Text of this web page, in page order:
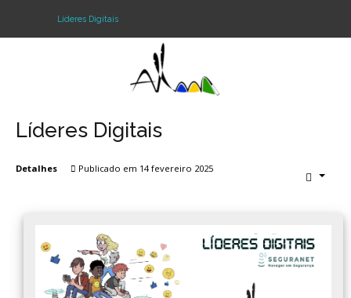
Agrupamento
Oferta
Líderes Digitais
Líderes Digitais
Detalhes Publicado em 14 fevereiro 2025